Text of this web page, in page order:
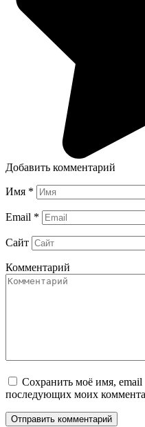
Добавить комментарий
Имя *
Email *
Сайт
Комментарий
Сохранить моё имя, email
последующих моих